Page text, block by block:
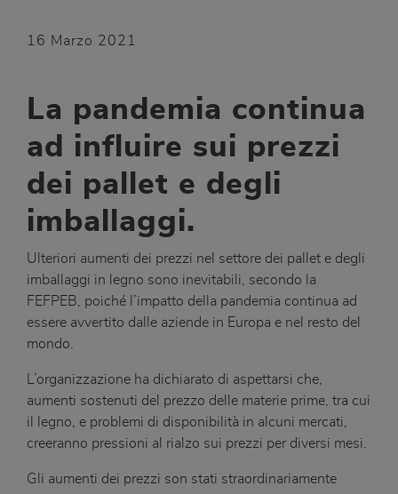
16 Marzo 2021
La pandemia continua
ad influire sui prezzi
dei pallet e degli
imballaggi.
Ulteriori aumenti dei prezzi nel settore dei pallet e degli
imballaggi in legno sono inevitabili, secondo la
FEFPEB, poiché l’impatto della pandemia continua ad
essere avvertito dalle aziende in Europa e nel resto del
mondo.
L’organizzazione ha dichiarato di aspettarsi che,
aumenti sostenuti del prezzo delle materie prime, tra cui
il legno, e problemi di disponibilità in alcuni mercati,
creeranno pressioni al rialzo sui prezzi per diversi mesi.
Gli aumenti dei prezzi son stati straordinariamente